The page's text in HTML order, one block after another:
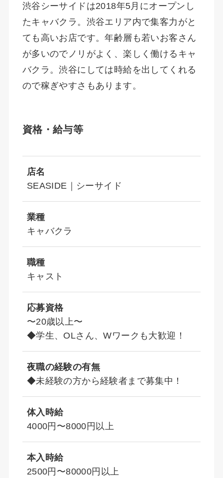
渋谷シーサイドは2018年5月にオープンし
たキャバクラ。渋谷エリア内で集客力がと
ても高いお店です。年齢層も若いお客さん
が多いのでノリがよく、楽しく働けるキャ
バクラ。渋谷にしては時給を出してくれる
ので稼ぎやすさもあります。
資格・給与等
店名
SEASIDE｜シーサイド
業種
キャバクラ
職種
キャスト
応募資格
〜20歳以上〜
◆学生、OLさん、Wワークも大歓迎！
夜職の経験の有無
◆未経験の方から経験者まで募集中！
体入時給
4000円〜8000円以上
本入時給
2500円〜80000円以上